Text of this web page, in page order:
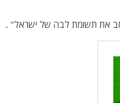
את תשומת לבה של ישראל" .